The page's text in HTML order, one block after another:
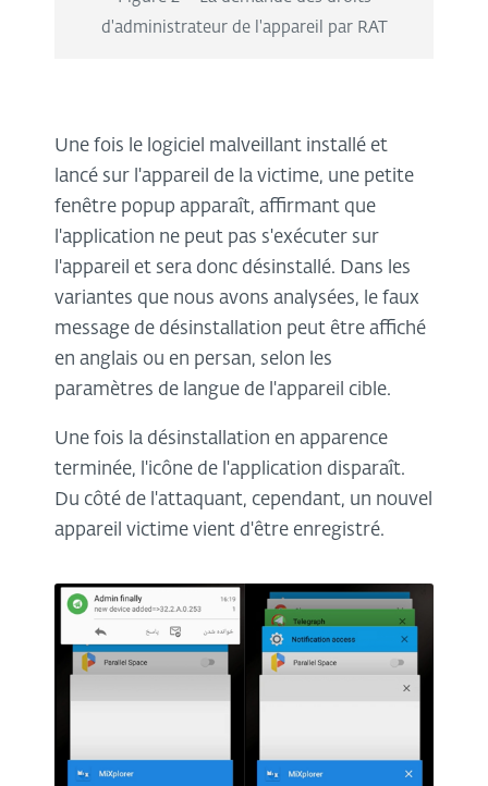
d'administrateur de l'appareil par RAT
Une fois le logiciel malveillant installé et
lancé sur l'appareil de la victime, une petite
fenêtre popup apparaît, affirmant que
l'application ne peut pas s'exécuter sur
l'appareil et sera donc désinstallé. Dans les
variantes que nous avons analysées, le faux
message de désinstallation peut être affiché
en anglais ou en persan, selon les
paramètres de langue de l'appareil cible.
Une fois la désinstallation en apparence
terminée, l'icône de l'application disparaît.
Du côté de l'attaquant, cependant, un nouvel
appareil victime vient d'être enregistré.